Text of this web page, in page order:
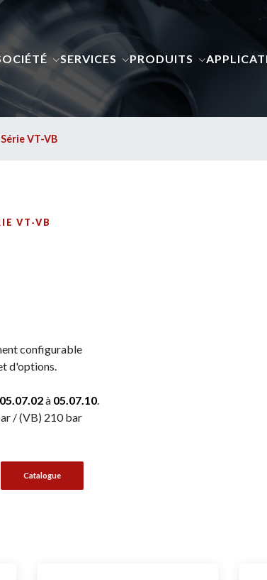
SERVICES PRODUITS
Série VT-VB
VT-VB
configurable
d'options.
05.07.02à 05.07.10.
/ (VB) 210 bar
Catalogue